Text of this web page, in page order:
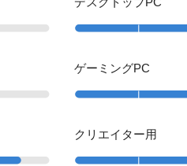
ゲーミングPC
クリエイター用